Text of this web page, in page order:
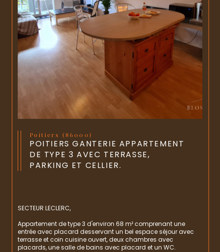
Poitiers (86000)
POITIERS GANTERIE APPARTEMENT
DE TYPE 3 AVEC TERRASSE,
PARKING ET CELLIER.
SECTEUR LECLERC,
Appartement de type 3 d'environ 68 m² comprenant une
entrée avec placard desservant un bel espace séjour avec
terrasse et coin cuisine ouvert, deux chambres avec
placards, une salle de bains avec placard et un WC.